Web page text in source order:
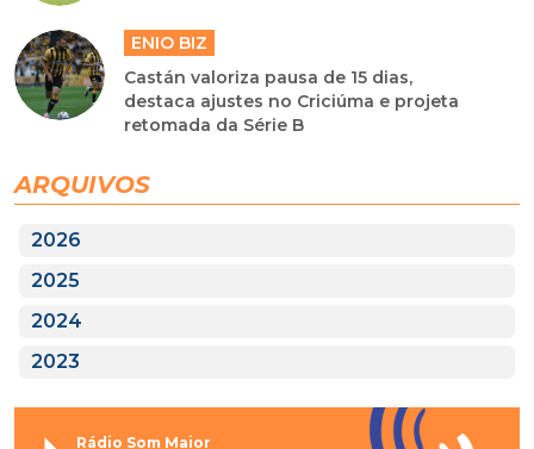
ENIO BIZ
Castán valoriza pausa de 15 dias,
destaca ajustes no Criciúma e projeta
retomada da Série B
ARQUIVOS
2026
2025
2024
2023
Rádio Som Maior